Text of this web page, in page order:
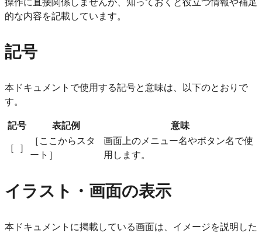
操作に直接関係しませんが、知っておくと役立つ情報や補足
的な内容を記載しています。
記号
本ドキュメントで使用する記号と意味は、以下のとおりで
す。
記号 表記例 意味
［ ］
［ここからスタ
ート］
画面上のメニュー名やボタン名で使
用します。
イラスト・画面の表示
本ドキュメントに掲載している画面は、イメージを説明した